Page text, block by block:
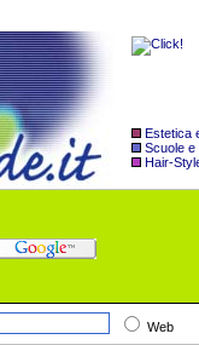
Estetica
Scuole e
Hair-
Web